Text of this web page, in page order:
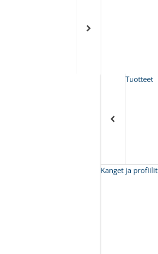
Tuotteet
Kanget ja profiilit